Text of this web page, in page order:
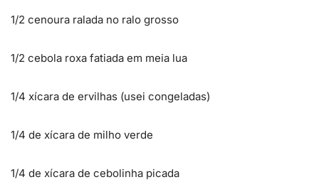
1/2 cenoura ralada no ralo grosso
1/2 cebola roxa fatiada em meia lua
1/4 xícara de ervilhas (usei congeladas)
1/4 de xícara de milho verde
1/4 de xícara de cebolinha picada